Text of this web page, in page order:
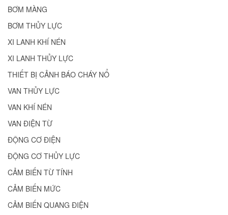
BƠM MÀNG
BƠM THỦY LỰC
XI LANH KHÍ NÉN
XI LANH THỦY LỰC
THIẾT BỊ CẢNH BÁO CHÁY NỔ
VAN THỦY LỰC
VAN KHÍ NÉN
VAN ĐIỆN TỪ
ĐỘNG CƠ ĐIỆN
ĐỘNG CƠ THỦY LỰC
CẢM BIẾN TỪ TÍNH
CẢM BIẾN MỨC
CẢM BIẾN QUANG ĐIỆN